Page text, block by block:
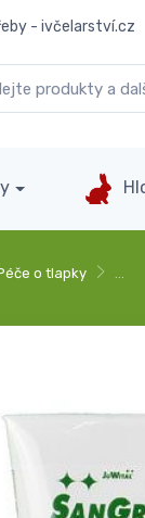
- ivčelarství.cz
o tlapky …